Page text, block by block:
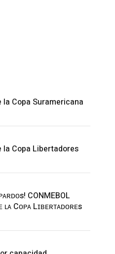
la Copa Suramericana
la Copa Libertadores
CONMEBOL
ʟᴀ Cᴏᴘᴀ Lɪʙᴇʀᴛᴀᴅᴏʀᴇs